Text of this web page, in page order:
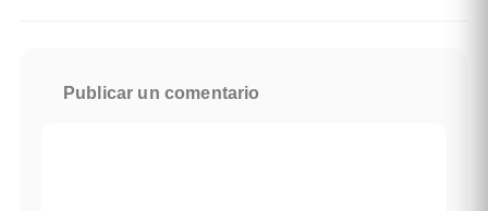
Publicar un comentario